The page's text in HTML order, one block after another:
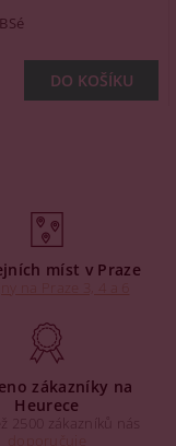
míst v Praze
zákazníky na
Heurece
2500 zákazníků nás